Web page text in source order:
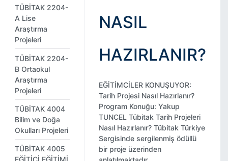
NASIL
HAZIRLANIR?
EĞİTİMCİLER KONUŞUYOR:
Tarih Projesi Nasıl Hazırlanır?
Program Konuğu: Yakup
TUNCEL Tübitak Tarih Projeleri
Nasıl Hazırlanır? Tübitak Türkiye
Sergisinde sergilenmiş ödüllü
bir proje üzerinden
TÜBİTAK 2204-
A Lise
Araştırma
Projeleri
TÜBİTAK 2204-
B Ortaokul
Araştırma
Projeleri
TÜBİTAK 4004
Bilim ve Doğa
Okulları Projeleri
TÜBİTAK 4005